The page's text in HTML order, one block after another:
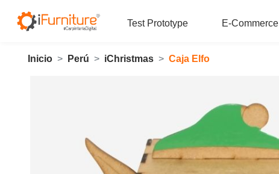
Test Prototype E-Commerce
Inicio Perú iChristmas Caja Elfo